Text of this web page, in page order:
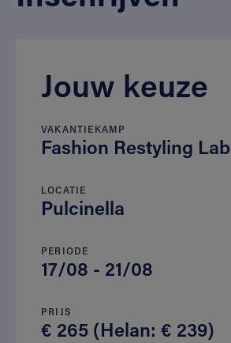
Jouw keuze
VAKANTIEKAMP
Fashion Restyling Lab
LOCATIE
Pulcinella
PERIODE
17/08 - 21/08
PRIJS
€ 265 (Helan: € 239)